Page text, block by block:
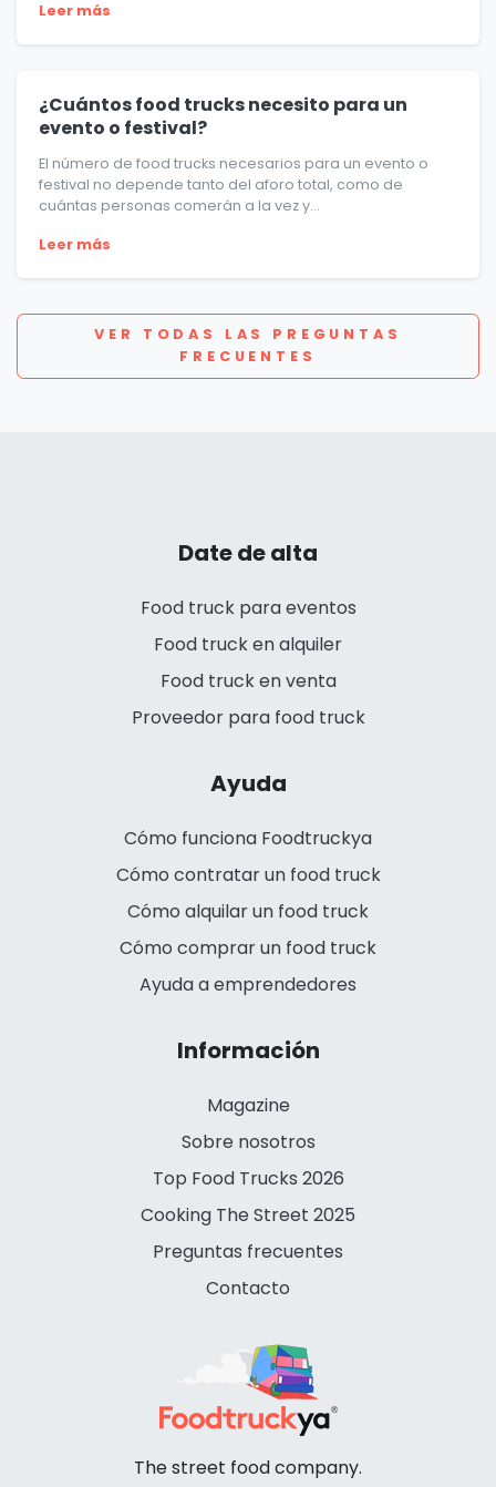
Leer más
¿Cuántos food trucks necesito para un
evento o festival?
El número de food trucks necesarios para un evento o
festival no depende tanto del aforo total, como de
cuántas personas comerán a la vez y...
Leer más
VER TODAS LAS PREGUNTAS
FRECUENTES
Date de alta
Food truck para eventos
Food truck en alquiler
Food truck en venta
Proveedor para food truck
Ayuda
Cómo funciona Foodtruckya
Cómo contratar un food truck
Cómo alquilar un food truck
Cómo comprar un food truck
Ayuda a emprendedores
Información
Magazine
Sobre nosotros
Top Food Trucks 2026
Cooking The Street 2025
Preguntas frecuentes
Contacto
The street food company.